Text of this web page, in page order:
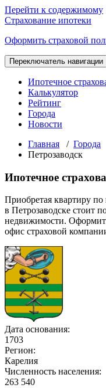
Перейти к содержимому
Страхование ипотеки
Оформить страховой
Переключатель навигации
Ипотечное
Калькулятор
Рейтинг
Города
Новости
Главная / Города
Петрозаводск
Ипотечное
Приобретая квартиру
в Петрозаводске стоит
недвижимости.
офис страховой
Дата основания:
1703
Регион:
Карелия
Численность населения:
263 540